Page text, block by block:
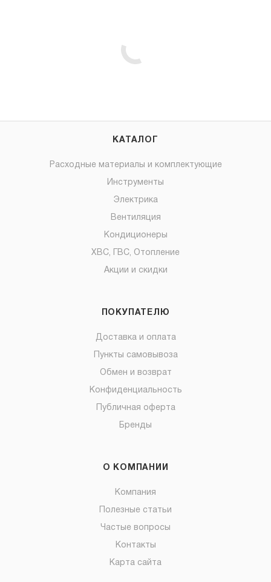
КАТАЛОГ
Расходные материалы и комплектующие
Инструменты
Электрика
Вентиляция
Кондиционеры
ХВС, ГВС, Отопление
Акции и скидки
ПОКУПАТЕЛЮ
Доставка и оплата
Пункты самовывоза
Обмен и возврат
Конфиденциальность
Публичная оферта
Бренды
О КОМПАНИИ
Компания
Полезные статьи
Частые вопросы
Контакты
Карта сайта